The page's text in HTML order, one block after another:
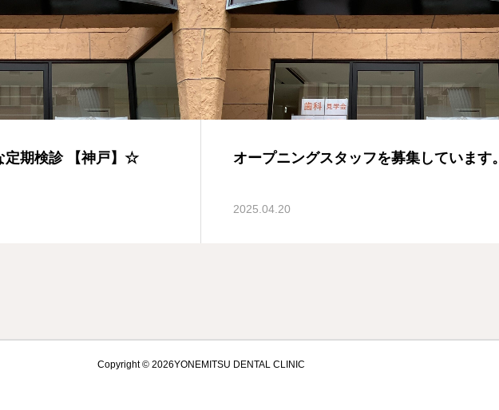
定期検診 【神戸】☆ オープニングスタッフを募集しています。
2025.04.20
Copyright © 2026YONEMITSU DENTAL CLINIC